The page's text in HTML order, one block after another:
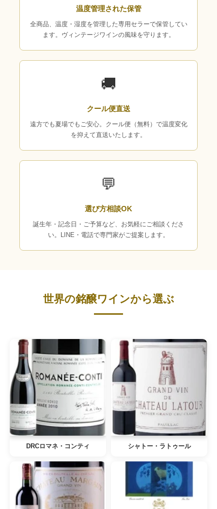
温度管理された保管
全商品、温度・湿度を管理した専用セラーで保管してい
ます。ヴィンテージワインの風味を守ります。
🚚
クール便直送
遠方でも夏場でもご安心。クール便（無料）で温度変化
を抑えて直送いたします。
💬
選び方相談OK
誕生年・記念日・ご予算など、お気軽にご相談くださ
い。LINE・電話で専門家がご提案します。
世界の銘醸ワインから選ぶ
DRCロマネ・コンティ シャトー・ラトゥール